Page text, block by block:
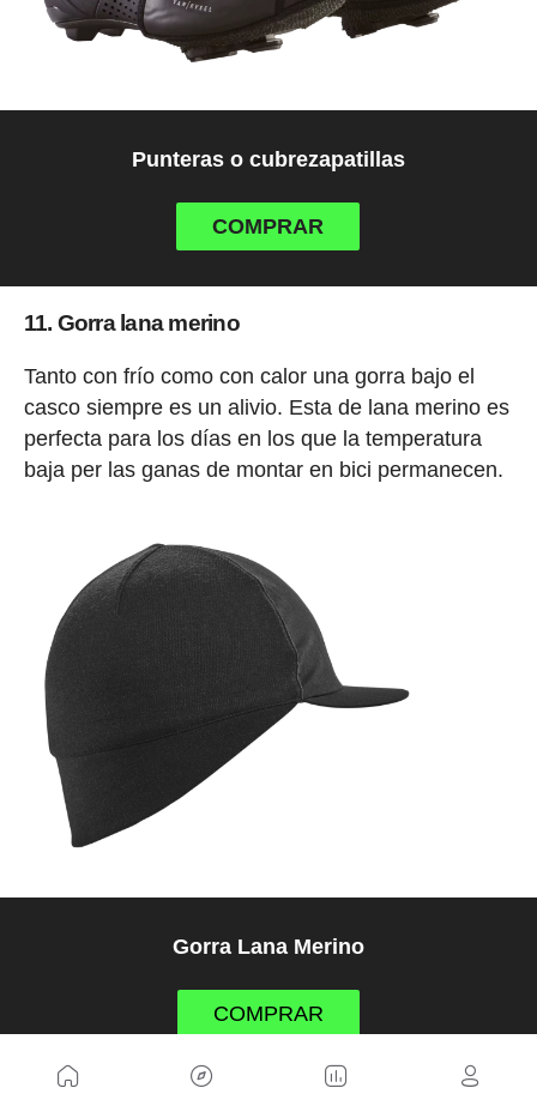
Punteras o cubrezapatillas
COMPRAR
11. Gorra lana merino
Tanto con frío como con calor una gorra bajo el
casco siempre es un alivio. Esta de lana merino es
perfecta para los días en los que la temperatura
baja per las ganas de montar en bici permanecen.
Gorra Lana Merino
COMPRAR